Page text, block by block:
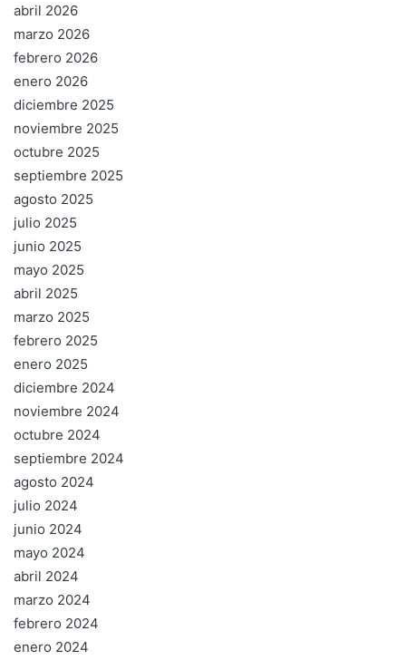
abril 2026
marzo 2026
febrero 2026
enero 2026
diciembre 2025
noviembre 2025
octubre 2025
septiembre 2025
agosto 2025
julio 2025
junio 2025
mayo 2025
abril 2025
marzo 2025
febrero 2025
enero 2025
diciembre 2024
noviembre 2024
octubre 2024
septiembre 2024
agosto 2024
julio 2024
junio 2024
mayo 2024
abril 2024
marzo 2024
febrero 2024
enero 2024